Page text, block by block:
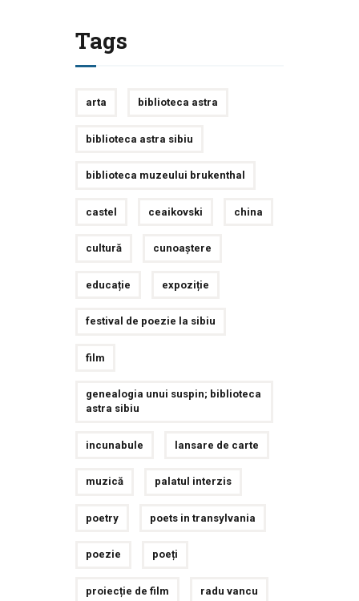
Tags
arta biblioteca astra
biblioteca astra sibiu
biblioteca muzeului brukenthal
castel ceaikovski china
cultură cunoaștere
educație expoziție
festival de poezie la sibiu
film
genealogia unui suspin; biblioteca
astra sibiu
incunabule lansare de carte
muzică palatul interzis
poetry poets in transylvania
poezie poeți
proiecție de film radu vancu